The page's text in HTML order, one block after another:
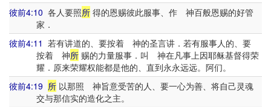
彼前4:10 各人要照所 得的恩赐彼此服事、作 神百般恩赐的好管
家．
彼前4:11 若有讲道的、要按着 神的圣言讲．若有服事人的、要
按着 神所赐的力量服事．叫 神在凡事上因耶稣基督得荣
耀．原来荣耀权能都是他的、直到永永远远。阿们。
彼前4:19 所 以那照 神旨意受苦的人、要一心为善、将自己灵魂
交与那信实的造化之主。